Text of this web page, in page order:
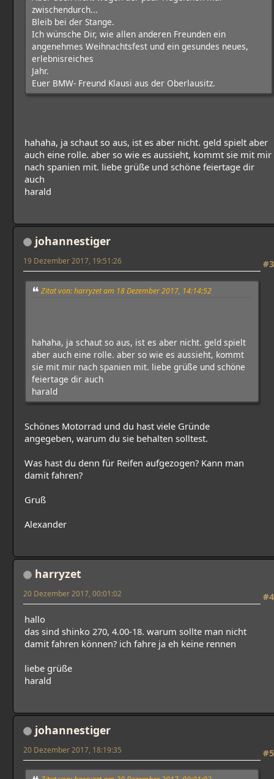
zwischendurch...
Bleib bei der Stange.
Ich wünsche Dir, wie allen anderen Freunden ein
angenehmes Weihnachtsfest und ein gesundes neues,
erlebnisreiches
Jahr.
Euer BMW- Freund Klausi aus der Oberlausitz.
hahaha, ja schaut so aus, ist es aber nicht. geld spielt aber
auch eine rolle. aber so wie es aussieht, kommt sie mit mir
nach spanien mit. liebe grüße und schöne feiertage dir
auch
harald
johannestiger
#3
19 Dezember 2017, 19:51:26
Zitat von: harryzet am 18 Dezember 2017, 14:14:52
hahaha, ja schaut so aus, ist es aber nicht. geld spielt
aber auch eine rolle. aber so wie es aussieht, kommt
sie mit mir nach spanien mit. liebe grüße und schöne
feiertage dir auch
harald
Schönes Motorrad und du hast viele Gründe
angegeben, warum du sie behalten solltest.
Was hast du denn für Reifen aufgezogen? Kann man
damit fahren?
Gruß
Alexander
harryzet
#4
20 Dezember 2017, 00:01:02
hallo
das sind shinko 270, 4.00-18. warum sollte man nicht
damit fahren können? ich fahre ja eh keine rennen
liebe grüße
harald
johannestiger
#5
20 Dezember 2017, 18:19:35